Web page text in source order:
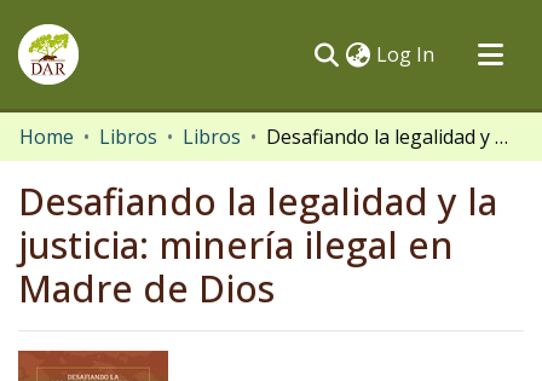
Log In (current)
Communities & Collections
All of DSpace
Statistics
Home Libros Libros Desafiando la legalidad y la justicia: minería ilegal en Madre de Dios
Desafiando la legalidad y la
justicia: minería ilegal en
Madre de Dios